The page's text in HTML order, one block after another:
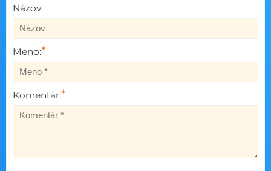
Názov:
Meno:*
Komentár:*